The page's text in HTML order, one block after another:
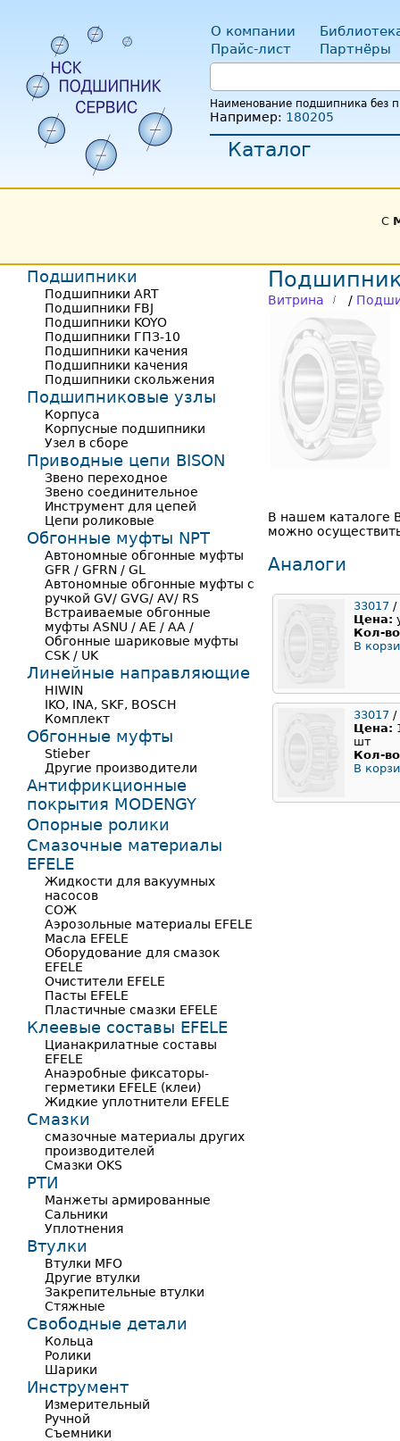
О компании
Прайс-лист
Партнёры
Наименование подшипника без
Например: 180205
Каталог
С
Витрина /
В нашем каталоге
можно
Аналоги
33017 /
Цена:
Кол-
В
33017 /
Цена:
шт
Кол-
В
Подшипники
Подшипники ART
Подшипники FBJ
Подшипники KOYO
Подшипники ГПЗ-10
Подшипники качения
Подшипники качения
Подшипники скольжения
Подшипниковые узлы
Корпуса
Корпусные подшипники
Узел в сборе
Приводные цепи BISON
Звено переходное
Звено соединительное
Инструмент для цепей
Цепи роликовые
Обгонные муфты NPT
Автономные обгонные муфты
GFR / GFRN / GL
Автономные обгонные муфты с
ручкой GV/ GVG/ AV/ RS
Встраиваемые обгонные
муфты ASNU / AE / AA /
Обгонные шариковые муфты
CSK / UK
Линейные направляющие
HIWIN
IKO, INA, SKF, BOSCH
Комплект
Обгонные муфты
Stieber
Другие производители
Антифрикционные
покрытия MODENGY
Опорные ролики
Смазочные материалы
EFELE
Жидкости для вакуумных
насосов
СОЖ
Аэрозольные материалы EFELE
Масла EFELE
Оборудование для смазок
EFELE
Очистители EFELE
Пасты EFELE
Пластичные смазки EFELE
Клеевые составы EFELE
Цианакрилатные составы
EFELE
Анаэробные фиксаторы-
герметики EFELE (клеи)
Жидкие уплотнители EFELE
Смазки
смазочные материалы других
производителей
Смазки OKS
РТИ
Манжеты армированные
Сальники
Уплотнения
Втулки
Втулки MFO
Другие втулки
Закрепительные втулки
Стяжные
Свободные детали
Кольца
Ролики
Шарики
Инструмент
Измерительный
Ручной
Съемники